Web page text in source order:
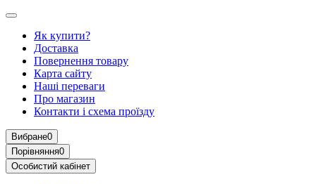
Як купити?
Доставка
Повернення товару
Карта сайту
Наші переваги
Про магазин
Контакти і схема проїзду
Вибране0
Порівняння0
Особистий кабінет